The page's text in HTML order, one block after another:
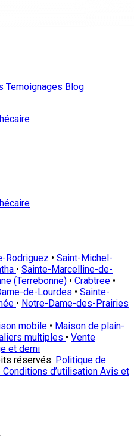
Temoignages Blog
Rodriguez • Saint-Michel-
• Sainte-Marcelline-de-
(Terrebonne) • Crabtree •
de-Lourdes • Sainte-
• Notre-Dame-des-Prairies
mobile • Maison de plain-
multiples • Vente
et demi
réservés. Politique de
Conditions d’utilisation Avis et